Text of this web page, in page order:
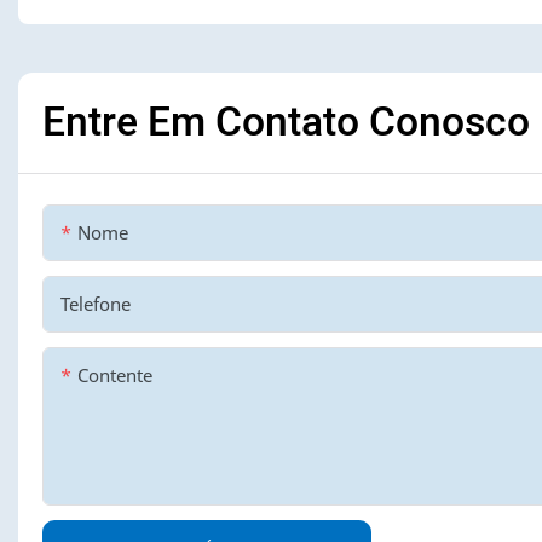
Entre Em Contato Conosco
Nome
Telefone
Contente